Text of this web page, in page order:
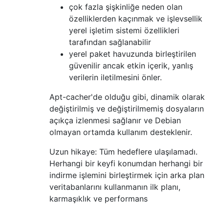
çok fazla şişkinliğe neden olan
özelliklerden kaçınmak ve işlevsellik
yerel işletim sistemi özellikleri
tarafından sağlanabilir
yerel paket havuzunda birleştirilen
güvenilir ancak etkin içerik, yanlış
verilerin iletilmesini önler.
Apt-cacher'de olduğu gibi, dinamik olarak
değiştirilmiş ve değiştirilmemiş dosyaların
açıkça izlenmesi sağlanır ve Debian
olmayan ortamda kullanım desteklenir.
Uzun hikaye: Tüm hedeflere ulaşılamadı.
Herhangi bir keyfi konumdan herhangi bir
indirme işlemini birleştirmek için arka plan
veritabanlarını kullanmanın ilk planı,
karmaşıklık ve performans